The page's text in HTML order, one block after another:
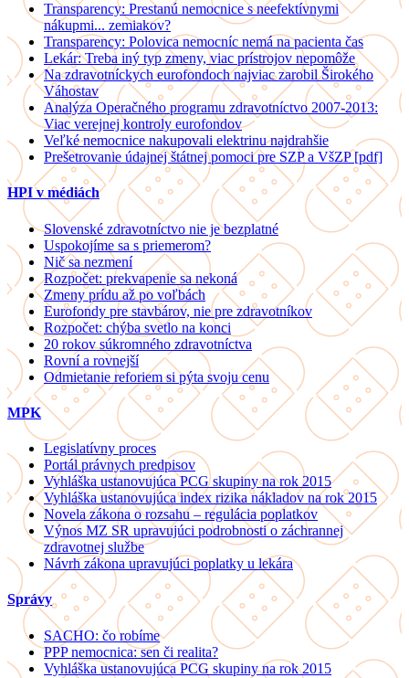
Transparency: Prestanú nemocnice s neefektívnymi
nákupmi... zemiakov?
Transparency: Polovica nemocníc nemá na pacienta čas
Lekár: Treba iný typ zmeny, viac prístrojov nepomôže
Na zdravotníckych eurofondoch najviac zarobil Širokého
Váhostav
Analýza Operačného programu zdravotníctvo 2007-2013:
Viac verejnej kontroly eurofondov
Veľké nemocnice nakupovali elektrinu najdrahšie
Prešetrovanie údajnej štátnej pomoci pre SZP a VšZP [pdf]
HPI v médiách
Slovenské zdravotníctvo nie je bezplatné
Uspokojíme sa s priemerom?
Nič sa nezmení
Rozpočet: prekvapenie sa nekoná
Zmeny prídu až po voľbách
Eurofondy pre stavbárov, nie pre zdravotníkov
Rozpočet: chýba svetlo na konci
20 rokov súkromného zdravotníctva
Rovní a rovnejší
Odmietanie reforiem si pýta svoju cenu
MPK
Legislatívny proces
Portál právnych predpisov
Vyhláška ustanovujúca PCG skupiny na rok 2015
Vyhláška ustanovujúca index rizika nákladov na rok 2015
Novela zákona o rozsahu – regulácia poplatkov
Výnos MZ SR upravujúci podrobnosti o záchrannej
zdravotnej službe
Návrh zákona upravujúci poplatky u lekára
Správy
SACHO: čo robíme
PPP nemocnica: sen či realita?
Vyhláška ustanovujúca PCG skupiny na rok 2015